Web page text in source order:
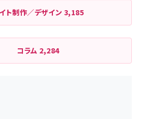
ト制作／デザイン 3,185
コラム 2,284